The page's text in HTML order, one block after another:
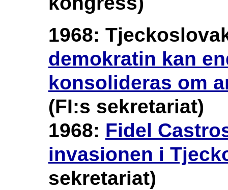
1968:
demokratin kan
konsolideras om
(FI:s sekretariat)
1968: Fidel
invasionen i
sekretariat)